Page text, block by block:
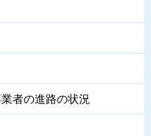
者の進路の状況